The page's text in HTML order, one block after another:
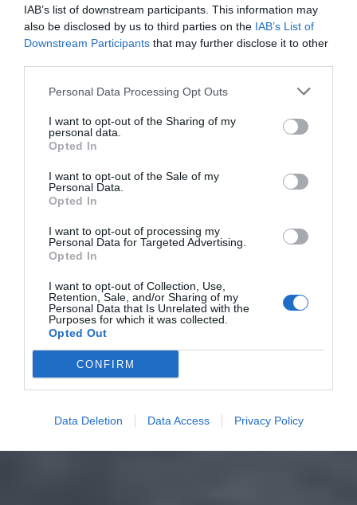
IAB’s list of downstream participants. This information may
also be disclosed by us to third parties on the IAB’s List of
Downstream Participants that may further disclose it to other
Personal Data Processing Opt Outs
I want to opt-out of the Sharing of my
personal data.
Opted In
I want to opt-out of the Sale of my
Personal Data.
Opted In
I want to opt-out of processing my
Personal Data for Targeted Advertising.
Opted In
I want to opt-out of Collection, Use,
Retention, Sale, and/or Sharing of my
Personal Data that Is Unrelated with the
Purposes for which it was collected.
Opted Out
CONFIRM
Data Deletion Data Access Privacy Policy